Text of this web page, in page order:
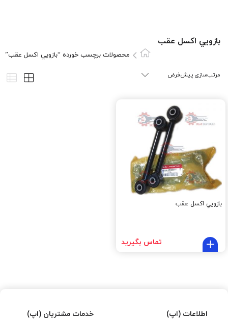
بازويي اکسل عقب
محصولات برچسب خورده “بازويي اکسل عقب”
بازويي اکسل عقب
تماس بگیرید
اطلاعات (اپ) خدمات مشتریان (اپ)